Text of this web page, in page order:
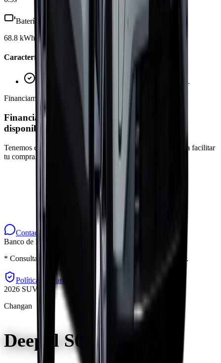
Batería
68.8 kWh
Características Destacadas
Tecnología de vanguardia y diseño aerodinámico.
Financiamiento
Financiamiento
disponible
Tenemos convenios con los principales bancos del país para facilitar
tu compra. Tasas competitivas y plazos flexibles.
Contactar un asesor
Banco de Bogotá
Sufi
BBVA
* Consulta condiciones y requisitos con tu asesor Elemotor.
Política de Garantía
2026 SUV
Changan
Deepal S05 Ultra